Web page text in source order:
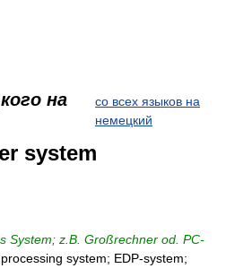
на
со всех языков на
немецкий
system
System; z.B. Großrechner od. PC-
system; EDP-system;